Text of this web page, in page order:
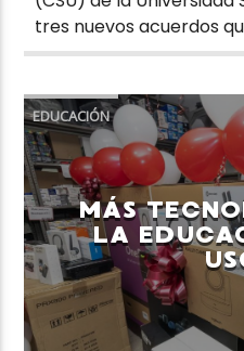
tres nuevos acuerdos
EDUCACIÓN
MÁS
LA